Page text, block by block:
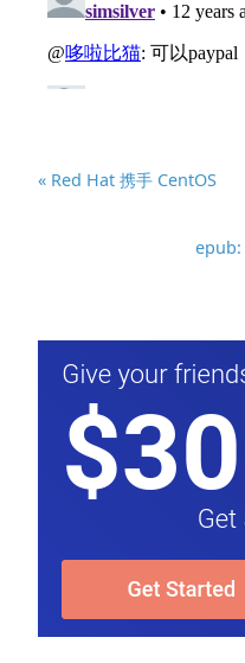
« Red Hat 携手 CentOS
epub: